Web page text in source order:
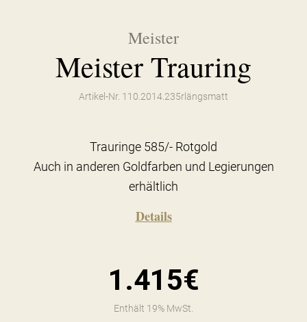
Meister
Meister Trauring
Artikel-Nr. 110.2014.235rlängsmatt
Trauringe 585/- Rotgold
Auch in anderen Goldfarben und Legierungen
erhältlich
Details
1.415€
Enthält 19% MwSt.